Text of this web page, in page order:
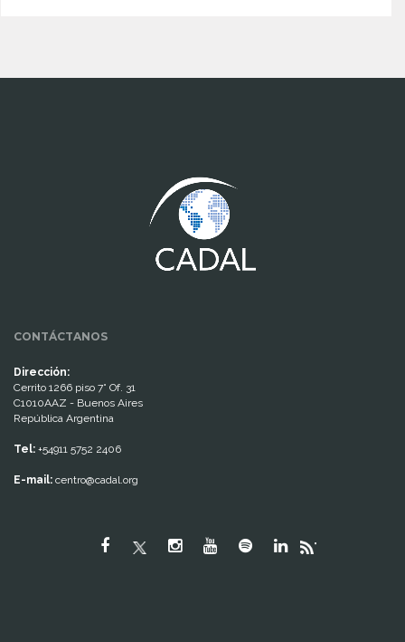
CONTÁCTANOS
Dirección:
Cerrito 1266 piso 7° Of. 31
C1010AAZ - Buenos Aires
República Argentina
Tel: +54911 5752 2406
E-mail: centro@cadal.org
"